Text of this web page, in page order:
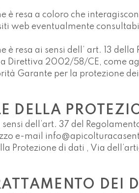
è resa a coloro che
web eventualmente
è resa ai sensi dell’ art. 13
Direttiva 2002/58/CE, come
Garante per la protezione
DELLA
dell’art. 37 del
e-mail
Protezione di dati , Via
DEI